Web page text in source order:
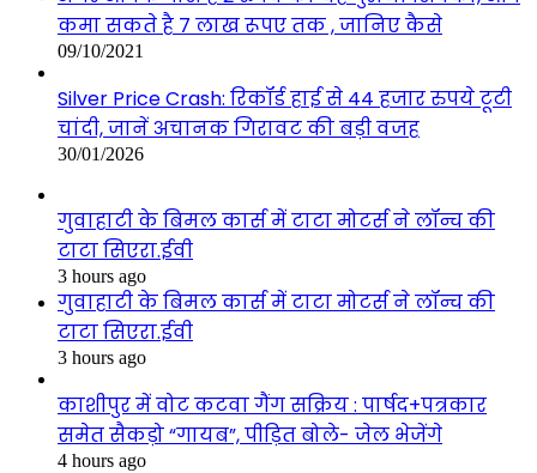
कमा सकते है 7 लाख रूपए तक , जानिए कैसे
09/10/2021
Silver Price Crash: रिकॉर्ड हाई से 44 हजार रुपये टूटी
चांदी, जानें अचानक गिरावट की बड़ी वजह
30/01/2026
गुवाहाटी के बिमल कार्स में टाटा मोटर्स ने लॉन्च की
टाटा सिएरा.ईवी
3 hours ago
गुवाहाटी के बिमल कार्स में टाटा मोटर्स ने लॉन्च की
टाटा सिएरा.ईवी
3 hours ago
काशीपुर में वोट कटवा गैंग सक्रिय : पार्षद+पत्रकार
समेत सैकड़ो “गायब”, पीड़ित बोले- जेल भेजेंगे
4 hours ago